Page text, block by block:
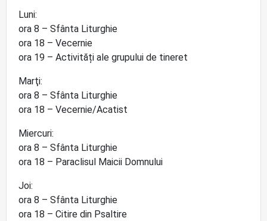
Luni:
ora 8 – Sfânta Liturghie
ora 18 – Vecernie
ora 19 – Activități ale grupului de tineret
Marţi:
ora 8 – Sfânta Liturghie
ora 18 – Vecernie/Acatist
Miercuri:
ora 8 – Sfânta Liturghie
ora 18 – Paraclisul Maicii Domnului
Joi:
ora 8 – Sfânta Liturghie
ora 18 – Citire din Psaltire